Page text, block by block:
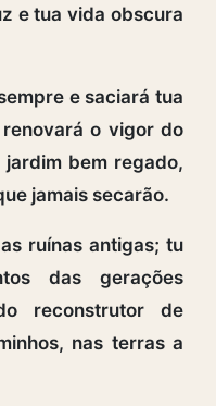
e tua vida obscura
e saciará tua
o vigor do
bem regado,
jamais secarão.
ruínas antigas; tu
das gerações
reconstrutor de
nas terras a